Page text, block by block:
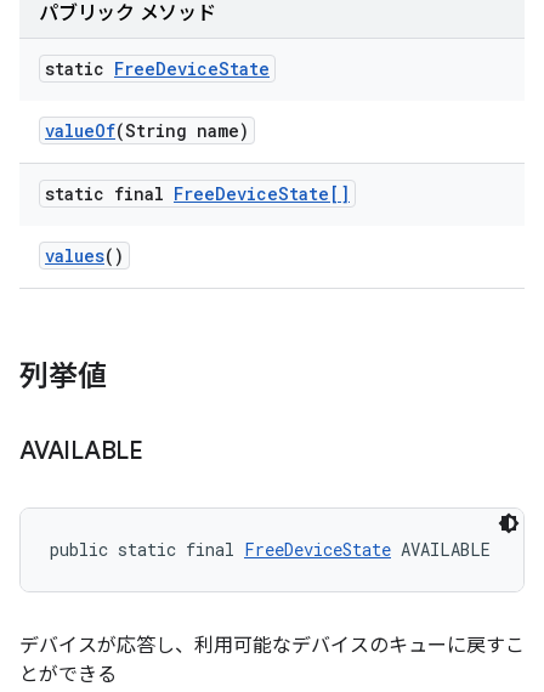
パブリック メソッド
static FreeDeviceState
valueOf(String name)
static final FreeDeviceState[]
values()
列挙値
AVAILABLE
public static final FreeDeviceState AVAILABLE
デバイスが応答し、利用可能なデバイスのキューに戻すこ
とができる